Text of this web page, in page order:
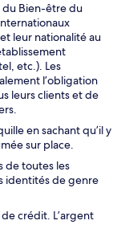
du Bien-être du
leur nationalité au
etc.). Les
l’obligation
leurs clients et de
en sachant qu’il y
sur place.
de toutes les
identités de genre
crédit. L’argent